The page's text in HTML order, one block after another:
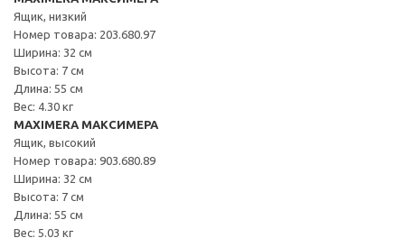
Ящик, низкий
Номер товара: 203.680.97
Ширина: 32 см
Высота: 7 см
Длина: 55 см
Вес: 4.30 кг
MAXIMERA МАКСИМЕРА
Ящик, высокий
Номер товара: 903.680.89
Ширина: 32 см
Высота: 7 см
Длина: 55 см
Вес: 5.03 кг